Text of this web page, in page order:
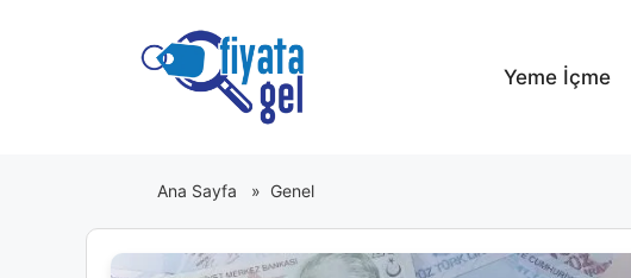
Yeme İçme
Ana Sayfa » Genel